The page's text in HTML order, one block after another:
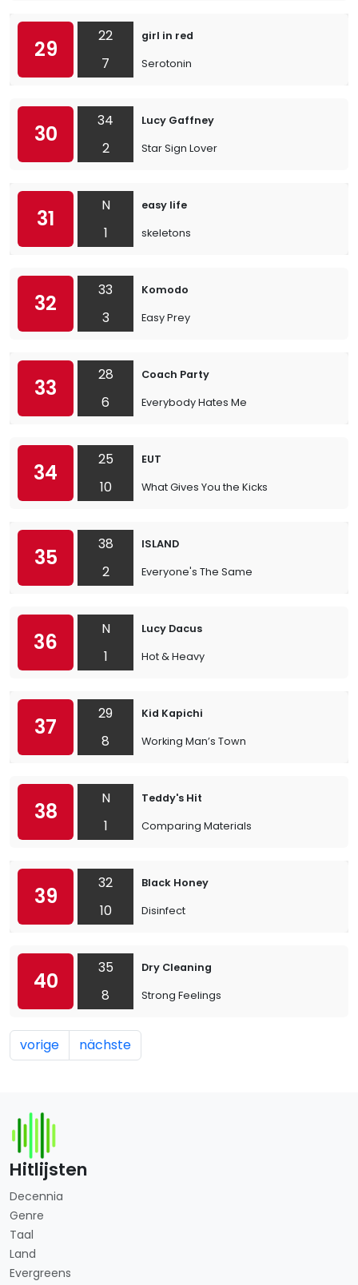
29
22
7
girl in red
Serotonin
30
34
2
Lucy Gaffney
Star Sign Lover
31
N
1
easy life
skeletons
32
33
3
Komodo
Easy Prey
33
28
6
Coach Party
Everybody Hates Me
34
25
10
EUT
What Gives You the Kicks
35
38
2
ISLAND
Everyone's The Same
36
N
1
Lucy Dacus
Hot & Heavy
37
29
8
Kid Kapichi
Working Man’s Town
38
N
1
Teddy's Hit
Comparing Materials
39
32
10
Black Honey
Disinfect
40
35
8
Dry Cleaning
Strong Feelings
vorige nächste
Hitlijsten
Decennia
Genre
Taal
Land
Evergreens